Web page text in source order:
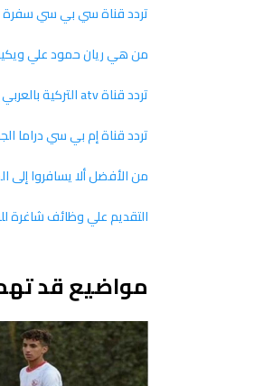
تردد قناة سي بي سي سفرة
من هي ريان حمود علي
تردد قناة atv التركية بالعربي الجديد 2024 علي الاقمار الصناعية
تردد قناة إم بي سي دراما
من الأفضل ألا يسافروا إلى
التقديم علي وظائف شاغرة للجنسيين برواتب تصل
مواضيع قد